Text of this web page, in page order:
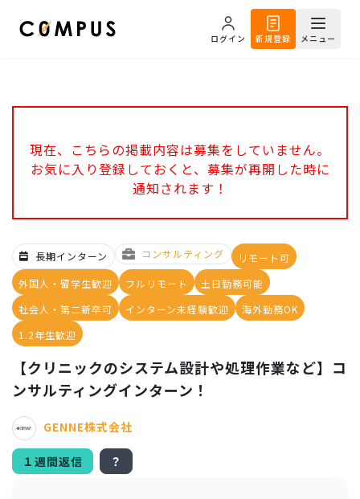
ログイン 新規登録 メニュー
現在、こちらの掲載内容は募集をしていません。
お気に入り登録しておくと、募集が再開した時に
通知されます！
長期インターン コンサルティング
リモート可
外国人・留学生歓迎
フルリモート
土日勤務可能
社会人・第二新卒可
インターン未経験歓迎
海外勤務OK
1.2年生歓迎
【クリニックのシステム設計や処理作業など】コ
ンサルティングインターン！
GENNE株式会社
１週間返信 ？